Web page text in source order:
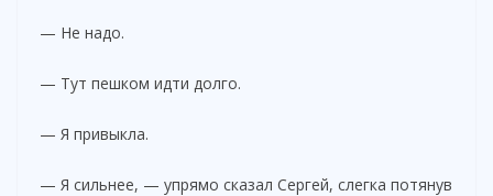
— Не надо.
— Тут пешком идти долго.
— Я привыкла.
— Я сильнее, — упрямо сказал Сергей, слегка потянув